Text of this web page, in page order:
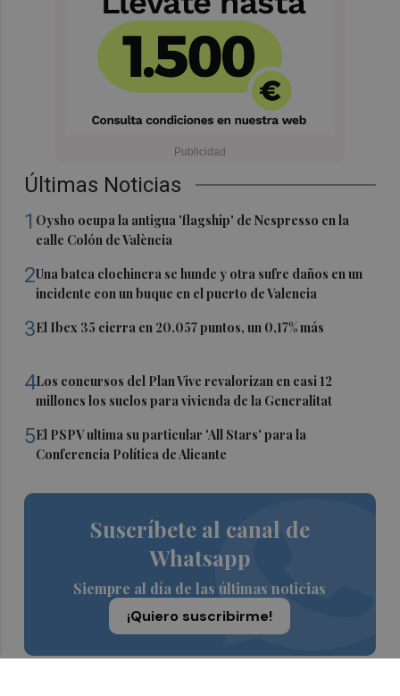
Últimas Noticias
1 Oysho ocupa la antigua 'flagship' de Nespresso en la
calle Colón de València
2Una batea clochinera se hunde y otra sufre daños en un
incidente con un buque en el puerto de Valencia
3El Ibex 35 cierra en 20.057 puntos, un 0,17% más
4Los concursos del Plan Vive revalorizan en casi 12
millones los suelos para vivienda de la Generalitat
5El PSPV ultima su particular 'All Stars' para la
Conferencia Política de Alicante
Suscríbete al canal de
Whatsapp
Siempre al día de las últimas noticias
¡Quiero suscribirme!